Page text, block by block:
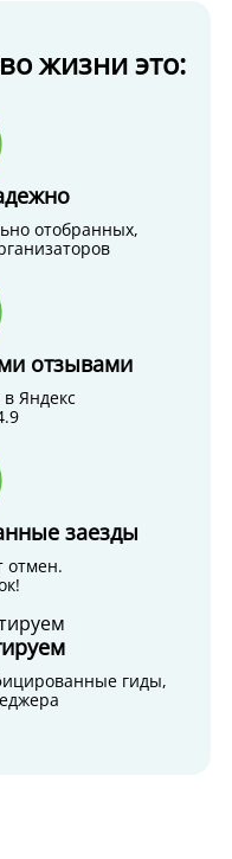
жизни это:
отобранных,
отзывами
Яндекс
заезды
отмен.
гиды,